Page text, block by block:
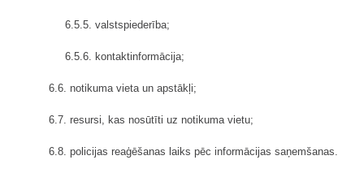
6.5.5. valstspiederība;
6.5.6. kontaktinformācija;
6.6. notikuma vieta un apstākļi;
6.7. resursi, kas nosūtīti uz notikuma vietu;
6.8. policijas reaģēšanas laiks pēc informācijas saņemšanas.